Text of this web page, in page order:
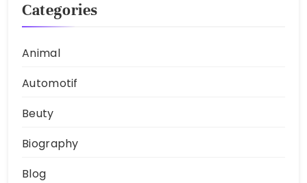
Categories
Animal
Automotif
Beuty
Biography
Blog